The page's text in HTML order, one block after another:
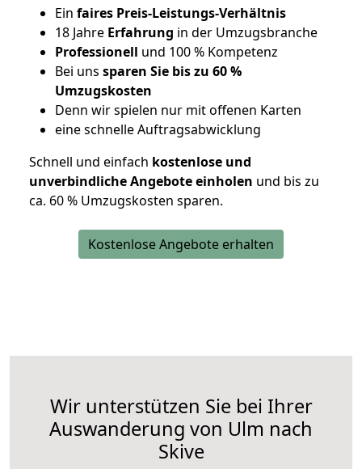
Ein faires Preis-Leistungs-Verhältnis
18 Jahre Erfahrung in der Umzugsbranche
Professionell und 100 % Kompetenz
Bei uns sparen Sie bis zu 60 %
Umzugskosten
Denn wir spielen nur mit offenen Karten
eine schnelle Auftragsabwicklung
Schnell und einfach kostenlose und
unverbindliche Angebote einholen und bis zu
ca. 60 % Umzugskosten sparen.
Kostenlose Angebote erhalten
Wir unterstützen Sie bei Ihrer
Auswanderung von Ulm nach
Skive